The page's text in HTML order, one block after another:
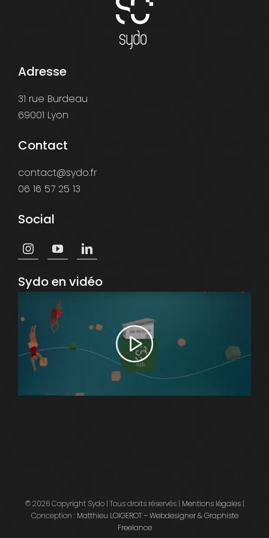
Adresse
31 rue Burdeau
69001 Lyon
Contact
contact@sydo.fr
06 16 57 25 13
Social
Sydo en vidéo
© 2026 Copyright Sydo | Tous droits réservés | Mentions légales|
Conception : Matthieu LOIGEROT – Webdesigner & Graphiste
Freelance